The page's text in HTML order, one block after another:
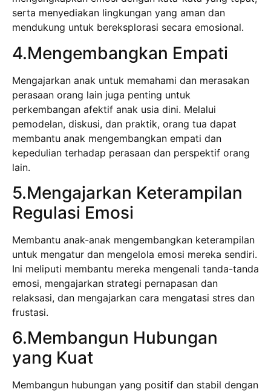
serta menyediakan lingkungan yang aman dan
mendukung untuk bereksplorasi secara emosional.
4.Mengembangkan Empati
Mengajarkan anak untuk memahami dan merasakan
perasaan orang lain juga penting untuk
perkembangan afektif anak usia dini. Melalui
pemodelan, diskusi, dan praktik, orang tua dapat
membantu anak mengembangkan empati dan
kepedulian terhadap perasaan dan perspektif orang
lain.
5.Mengajarkan Keterampilan
Regulasi Emosi
Membantu anak-anak mengembangkan keterampilan
untuk mengatur dan mengelola emosi mereka sendiri.
Ini meliputi membantu mereka mengenali tanda-tanda
emosi, mengajarkan strategi pernapasan dan
relaksasi, dan mengajarkan cara mengatasi stres dan
frustasi.
6.Membangun Hubungan
yang Kuat
Membangun hubungan yang positif dan stabil dengan